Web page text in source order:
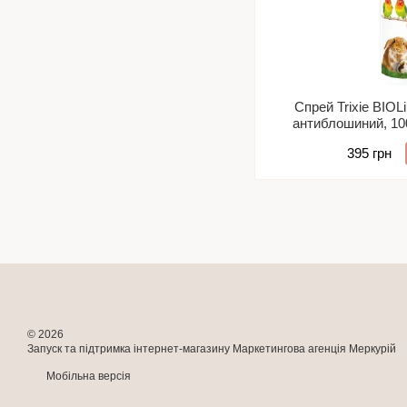
Спрей Trixie
антиблошиний,
395 грн
© 2026
Запуск та підтримка інтернет-магазину Маркетингова агенція Меркурій
Мобільна версія